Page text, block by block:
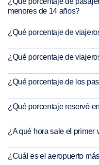
menores de 14 años?
¿Qué porcentaje de
¿Qué porcentaje de
¿Qué porcentaje de los
¿Qué porcentaje reservó
¿A qué hora sale el primer
¿Cuál es el aeropuerto